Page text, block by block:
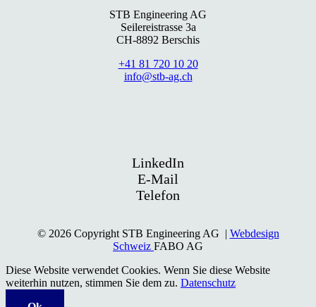
STB Engineering AG
Seilereistrasse 3a
CH-8892 Berschis
+41 81 720 10 20
info@stb-ag.ch
LinkedIn
E-Mail
Telefon
© 2026 Copyright STB Engineering AG | Webdesign
Schweiz FABO AG
Diese Website verwendet Cookies. Wenn Sie diese Website
weiterhin nutzen, stimmen Sie dem zu. Datenschutz